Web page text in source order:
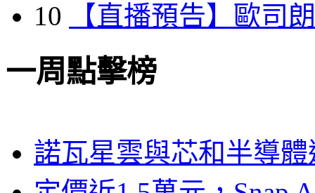
10
【直播預告】歐司
一周點擊榜
諾瓦星雲與芯和半導